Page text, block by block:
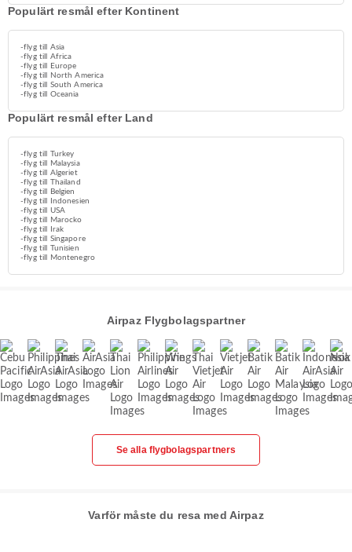
Populärt resmål efter Kontinent
-flyg till Asia
-flyg till Africa
-flyg till Europe
-flyg till North America
-flyg till South America
-flyg till Oceania
Populärt resmål efter Land
-flyg till Turkey
-flyg till Malaysia
-flyg till Algeriet
-flyg till Thailand
-flyg till Belgien
-flyg till Indonesien
-flyg till USA
-flyg till Marocko
-flyg till Irak
-flyg till Singapore
-flyg till Tunisien
-flyg till Montenegro
Airpaz Flygbolagspartner
Se alla flygbolagspartners
Varför måste du resa med Airpaz